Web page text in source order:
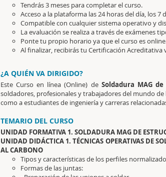
Tendrás 3 meses para completar el curso.
Acceso a la plataforma las 24 horas del día, los 7
Compatible con cualquier sistema operativo y
La evaluación se realiza a través de exámenes
Ponte tu propio horario ya que el curso es
Al finalizar, recibirás tu Certificación Acreditativa
¿A QUIÉN VA DIRIGIDO?
Este Curso en línea (Online) de Soldadura MAG
soldadores, profesionales y trabajadores del mundo
como a estudiantes de ingeniería y carreras
TEMARIO DEL CURSO
UNIDAD FORMATIVA 1. SOLDADURA MAG DE
UNIDAD DIDÁCTICA 1. TÉCNICAS OPERATIVAS DE
AL CARBONO
Tipos y características de los perfiles
Formas de las juntas: